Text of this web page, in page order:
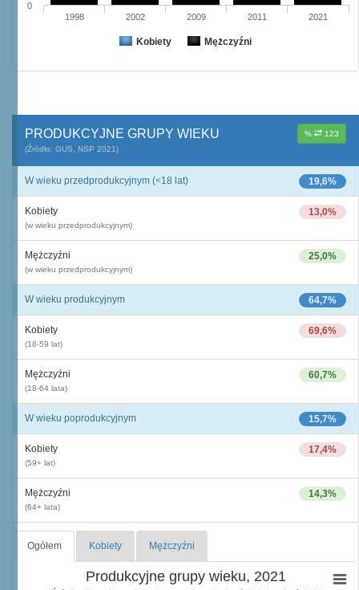
Kobiety Mężczyźni
1998 2002 2009 2011 2021
0
% 123
PRODUKCYJNE GRUPY WIEKU
(Źródło: GUS, NSP 2021)
19,6%
W wieku przedprodukcyjnym (<18 lat)
13,0%
Kobiety
(w wieku przedprodukcyjnym)
25,0%
Mężczyźni
(w wieku przedprodukcyjnym)
64,7%
W wieku produkcyjnym
69,6%
Kobiety
(18-59 lat)
60,7%
Mężczyźni
(18-64 lata)
15,7%
W wieku poprodukcyjnym
17,4%
Kobiety
(59+ lat)
14,3%
Mężczyźni
(64+ lata)
Ogółem Kobiety Mężczyźni
Produkcyjne grupy wieku, 2021